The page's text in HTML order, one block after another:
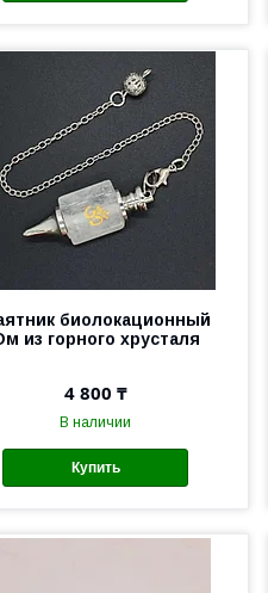
биолокационный
из горного хрусталя
4 800 ₸
В наличии
Купить